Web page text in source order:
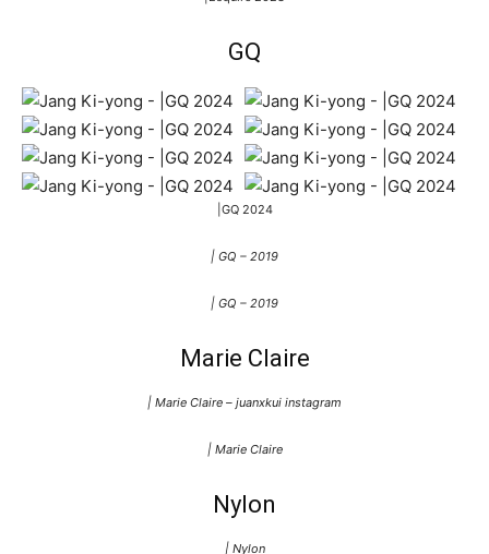
GQ
|GQ 2024
| GQ – 2019
| GQ – 2019
Marie Claire
| Marie Claire – juanxkui instagram
| Marie Claire
Nylon
| Nylon